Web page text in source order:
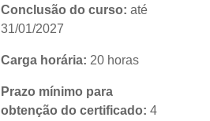
Conclusão do curso: até
31/01/2027
Carga horária: 20 horas
Prazo mínimo para
obtenção do certificado: 4